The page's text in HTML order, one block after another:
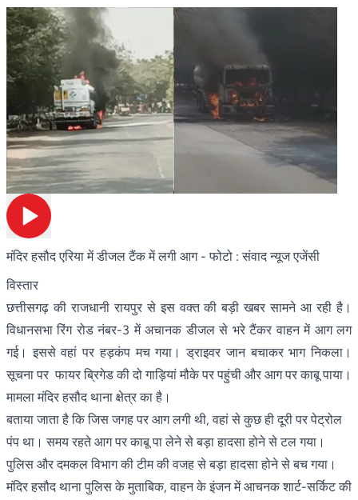
मंदिर हसौद एरिया में डीजल टैंक में लगी आग - फोटो : संवाद न्यूज एजेंसी
विस्तार
छत्तीसगढ़ की राजधानी रायपुर से इस वक्त की बड़ी खबर सामने आ रही है।
विधानसभा रिंग रोड नंबर-3 में अचानक डीजल से भरे टैंकर वाहन में आग लग
गई। इससे वहां पर हड़कंप मच गया। ड्राइवर जान बचाकर भाग निकला।
सूचना पर फायर ब्रिगेड की दो गाड़ियां मौके पर पहुंची और आग पर काबू पाया।
मामला मंदिर हसौद थाना क्षेत्र का है।
बताया जाता है कि जिस जगह पर आग लगी थी, वहां से कुछ ही दूरी पर पेट्रोल
पंप था। समय रहते आग पर काबू पा लेने से बड़ा हादसा होने से टल गया।
पुलिस और दमकल विभाग की टीम की वजह से बड़ा हादसा होने से बच गया।
मंदिर हसौद थाना पुलिस के मुताबिक, वाहन के इंजन में आचनक शार्ट-सर्किट की